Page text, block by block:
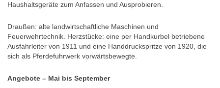
Haushaltsgeräte zum Anfassen und Ausprobieren.
Draußen: alte landwirtschaftliche Maschinen und
Feuerwehrtechnik. Herzstücke: eine per Handkurbel betriebene
Ausfahrleiter von 1911 und eine Handdruckspritze von 1920, die
sich als Pferdefuhrwerk vorwärtsbewegte.
Angebote – Mai bis September